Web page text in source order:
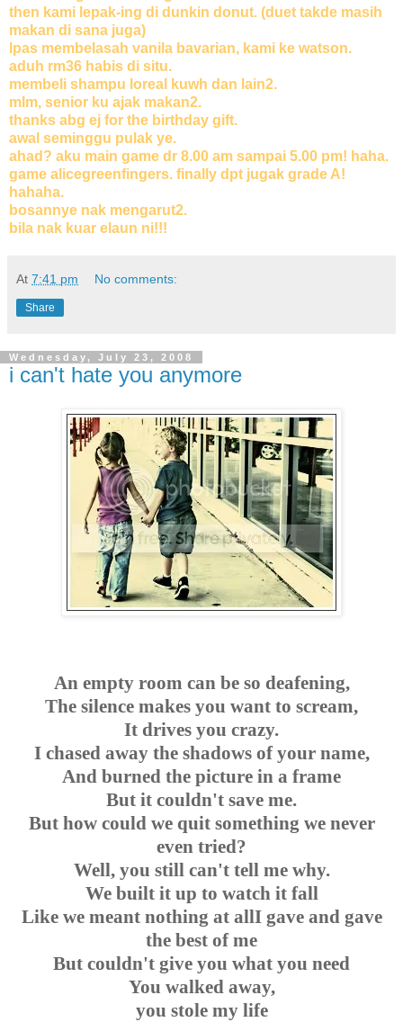
then kami lepak-ing di dunkin donut. (duet takde masih
makan di sana juga)
lpas membelasah vanila bavarian, kami ke watson.
aduh rm36 habis di situ.
membeli shampu loreal kuwh dan lain2.
mlm, senior ku ajak makan2.
thanks abg ej for the birthday gift.
awal seminggu pulak ye.
ahad? aku main game dr 8.00 am sampai 5.00 pm! haha.
game alicegreenfingers. finally dpt jugak grade A!
hahaha.
bosannye nak mengarut2.
bila nak kuar elaun ni!!!
At 7:41 pm No comments:
Share
Wednesday, July 23, 2008
i can't hate you anymore
An empty room can be so deafening,
The silence makes you want to scream,
It drives you crazy.
I chased away the shadows of your name,
And burned the picture in a frame
But it couldn't save me.
But how could we quit something we never
even tried?
Well, you still can't tell me why.
We built it up to watch it fall
Like we meant nothing at allI gave and gave
the best of me
But couldn't give you what you need
You walked away,
you stole my life